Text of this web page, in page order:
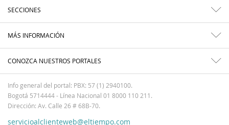
SECCIONES
MÁS INFORMACIÓN
CONOZCA NUESTROS PORTALES
Info general del portal: PBX: 57 (1) 2940100.
Bogotá 5714444 - Línea Nacional 01 8000 110 211.
Dirección: Av. Calle 26 # 68B-70.
servicioalclienteweb@eltiempo.com